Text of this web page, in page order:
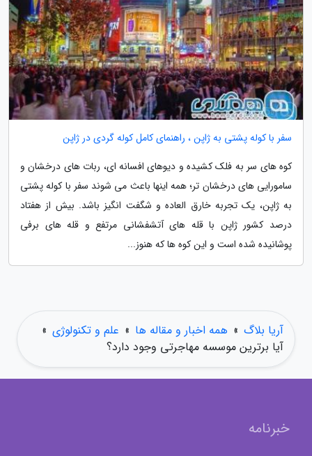
سفر با کوله پشتی به ژاپن ، راهنمای کامل کوله گردی در ژاپن
کوه های سر به فلک کشیده و دیوهای افسانه ای، ربات های درخشان و
سامورایی های درخشان تر؛ همه اینها باعث می شوند سفر با کوله پشتی
به ژاپن، یک تجربه خارق العاده و شگفت انگیز باشد. بیش از هفتاد
درصد کشور ژاپن با قله های آتشفشانی مرتفع و قله های برفی
پوشانیده شده است و این کوه ها که هنوز...
آریا بلاگ » همه اخبار و مقاله ها » علم و تکنولوژی »
آیا برترین موسسه مهاجرتی وجود دارد؟
خبرنامه